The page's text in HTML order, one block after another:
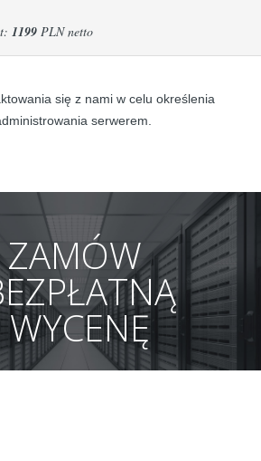
1199 PLN netto
się z nami w celu określenia
serwerem.
ZAMÓW
WYCENĘ